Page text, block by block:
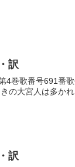
訳
巻歌番号691番
の大宮人は多か
訳